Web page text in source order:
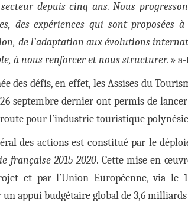
depuis cinq ans. Nous
des expériences qui sont proposées
de l’adaptation aux évolutions
à nous renforcer et nous structurer. »
des défis, en effet, les Assises du
septembre dernier ont permis de
pour l’industrie touristique
des actions est constitué par le
française 2015-2020. Cette mise en
et par l’Union Européenne, via le
appui budgétaire global de 3,6 milliards